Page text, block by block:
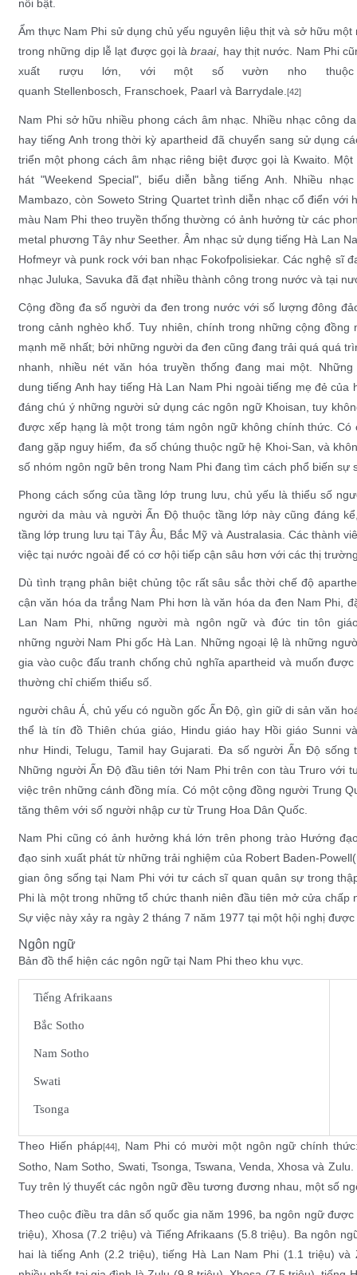
nổi bật.
Ẩm thực Nam Phi sử dụng chủ yếu nguyên liệuthịt và sở hữu một
trong những dịp lễ lạt được gọi làbraai, hay thịt nước. Nam Phi
xuất rượu lớn, với một sốvườn nho
quanh Stellenbosch Franschoek Paarl và Barrydale [42]
Nam Phi sở hữu nhiều phong cách âm nhạc. Nhiều nhạc công
hay tiếng Anh trong thời kỳ apartheid đã chuyển sang sử dụng
triển một phong cách âm nhạc riêng biệt được gọi là Kwaito. Một
hát "Weekend Special", biểu diễn bằng tiếng Anh. Nhiều
Mambazo , còn Soweto String Quartettrình diễn nhạc cổ điển với
màu Nam Phi theo truyền thống thường có ảnh hưởng từ các
metal phương Tây như Seether. Âm nhạc sử dụng tiếng Hà Lan
Hofmeyr và punk rock với ban nhạc Fokofpolisiekar. Các nghệ sĩ
nhạc Juluka Savuka đã đạt nhiều thành công trong nước và tại
Cộng đồng đa số người da đen trong nước với số lượng đông
trong cảnh nghèo khổ. Tuy nhiên, chính trong những cộng
mạnh mẽ nhất; bởi những người da đen cũng đang trải quá quá
nhanh, nhiều nét văn hóa truyền thống đang mai một.
dungtiếng Anh hay tiếng Hà Lan Nam Phi ngoài tiếng mẹ đẻ của
đáng chú ý những người sử dụngcác ngôn ngữ Khoisan , tuy
được xếp hạng là một trong tám ngôn ngữ không chính thức.
đanggặp nguy hiểm , đa số chúng thuộc ngữ hệ Khoi-San, và
số nhóm ngôn ngữ bên trong Nam Phi đang tìm cách phổ biến
Phong cách sống củatầng lớp trung lưu , chủ yếu là thiểu số
người da màu và người Ấn Độ thuộc tầng lớp này cũng đáng
tầng lớp trung lưu tại Tây Âu Bắc Mỹ và Australasia . Các thành
việc tại nước ngoài để có cơ hội tiếp cận sâu hơn với các thị
Dù tình trạng phân biệt chủng tộc rất sâu sắc thời chế độ
cận văn hóa da trắng Nam Phi hơn là văn hóa da đen Nam Phi,
Lan Nam Phi, những người mà ngôn ngữ và đức tintôn
những người Nam Phi gốc Hà Lan . Những ngoại lệ là những
gia vào cuộc đấu tranh chống chủ nghĩa apartheid và muốn
thường chỉ chiếm thiểu số.
người châu Á , chủ yếu có nguồn gốc Ấn Độ , gìn giữ di sản văn
thể là tín đồThiên chúa giáo, Hindu giáohay Hồi giáo Sunni
như Hindi,Telugu ,Tamil hayGujarati . Đa số người Ấn Độ sống
Những người Ấn Độ đầu tiên tới Nam Phi trên con tàuTruro với
việc trên những cánh đồng mía. Có một cộng đồng người Trung
tăng thêm với số người nhập cư từ Trung Hoa Dân Quốc
Nam Phi cũng có ảnh hưởng khá lớn trên phong trào Hướng
đạo sinh xuất phát từ những trải nghiệm của Robert Baden-Powell
gian ông sống tại Nam Phi với tư cách sĩ quan quân sự trong
Phi là một trong những tổ chức thanh niên đầu tiên mở cửa chấp
Sự việc này xảy ra ngày 2 tháng 7 năm 1977 tại một hội nghị
Ngôn ngữ
Bản đồ thể hiện các ngôn ngữ tại Nam Phi theo khu vực.
Tiếng Afrikaans
Bắc Sotho
Nam Sotho
Swati
Tsonga
Theo Hiến pháp[44], Nam Phi có mười một ngôn ngữ chính thức
Sotho Nam Sotho Swati, Tsonga Tswana ,Venda Xhosa và Zulu
Tuy trên lý thuyết các ngôn ngữ đều tương đương nhau, một số
Theo cuộc điều tra dân số quốc gia năm 1996, ba ngôn ngữ
triệu), Xhosa (7.2 triệu) và Tiếng Afrikaans (5.8 triệu). Ba ngôn
hai là tiếng Anh (2.2 triệu), tiếng Hà Lan Nam Phi (1.1 triệu)